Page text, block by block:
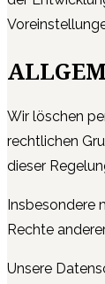
Wir löschen
rechtlichen
dieser
Insbesondere
Rechte
Unsere